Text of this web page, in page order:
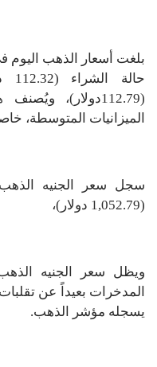
(112.79دولار)،
الميزانيات المتوسطة،
(1,052.79 دولار)،
ويظل سعر الجنيه
المدخرات بعيداً عن
يسجله مؤشر الذهب.